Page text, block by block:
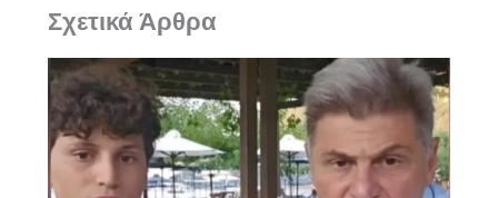
Σχετικά Άρθρα